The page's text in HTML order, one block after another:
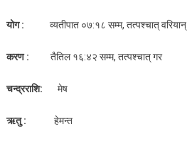
योग : व्यतीपात ०७:१८ सम्म, तत्पश्चात् वरियान्
करण : तैतिल १६:४२ सम्म, तत्पश्चात् गर
चन्द्रराशि: मेष
ऋतु : हेमन्त